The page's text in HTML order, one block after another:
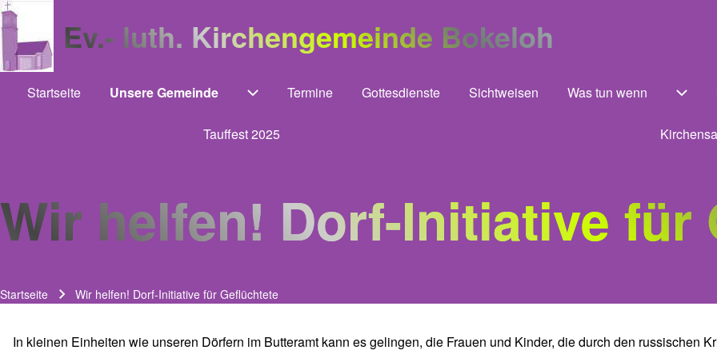
Ev.- luth. Kirchengemeinde Bokeloh
Main navigation
Startseite Unsere Gemeinde Termine Gottesdienste Sichtweisen Was tun wenn
Tauffest 2025
Wir helfen! Dorf-Initiative für
Startseite Wir helfen! Dorf-Initiative für Geflüchtete
In kleinen Einheiten wie unseren Dörfern im Butteramt kann es gelingen, die Frauen und Kinder, die durch den russischen